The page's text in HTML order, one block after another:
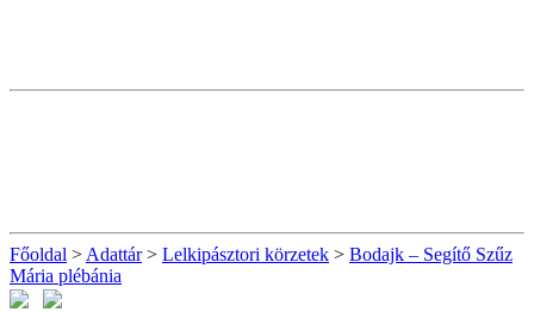
Főoldal > Adattár> Lelkipásztori körzetek > Bodajk – Segítő Szűz
Mária plébánia